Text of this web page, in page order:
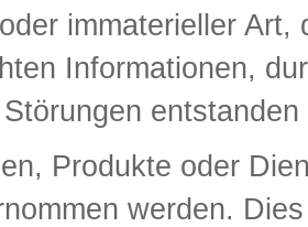
immaterieller
Informationen,
Produkte oder
werden.